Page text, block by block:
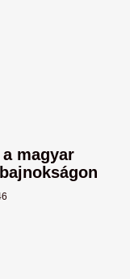
magyar